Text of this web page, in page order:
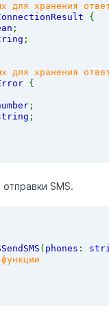
для хранения
{
;
;
для хранения
{
;
;
SMS.
( phones :